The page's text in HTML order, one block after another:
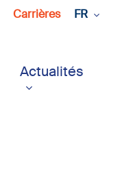
Carrières FR
Actualités